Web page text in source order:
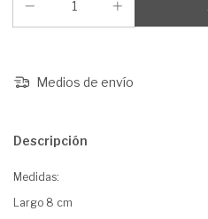
Medios de envío
Descripción
Medidas:
Largo 8 cm